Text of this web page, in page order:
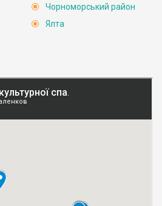
Чорноморський район
Ялта